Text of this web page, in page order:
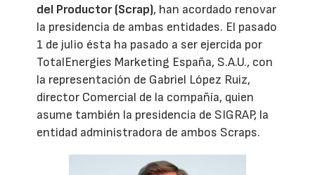
del Productor (Scrap), han acordado renovar
la presidencia de ambas entidades. El pasado
1 de julio ésta ha pasado a ser ejercida por
TotalEnergies Marketing España, S.A.U., con
la representación de Gabriel López Ruiz,
director Comercial de la compañía, quien
asume también la presidencia de SIGRAP, la
entidad administradora de ambos Scraps.